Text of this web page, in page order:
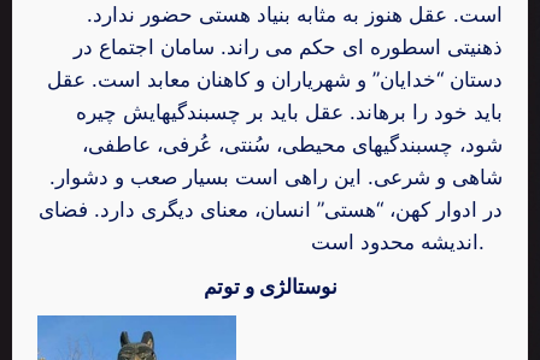
است. عقل هنوز به مثابه بنیاد هستی حضور ندارد.
ذهنیتی اسطوره ای حکم می راند. سامان اجتماع در
دستان “خدایان” و شهریاران و کاهنان معابد است. عقل
باید خود را برهاند. عقل باید بر چسبندگیهایش چیره
شود، چسبندگیهای محیطی، سُنتی، عُرفی، عاطفی،
شاهی و شرعی. این راهی است بسیار صعب و دشوار.
در ادوار کهن، “هستی” انسان، معنای دیگری دارد. فضای
اندیشه محدود است.
نوستالژی و توتم